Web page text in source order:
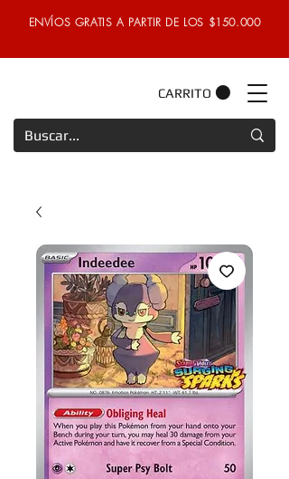
ENVÍOS GRATIS A PARTIR DE LOS $150.000
CARRITO